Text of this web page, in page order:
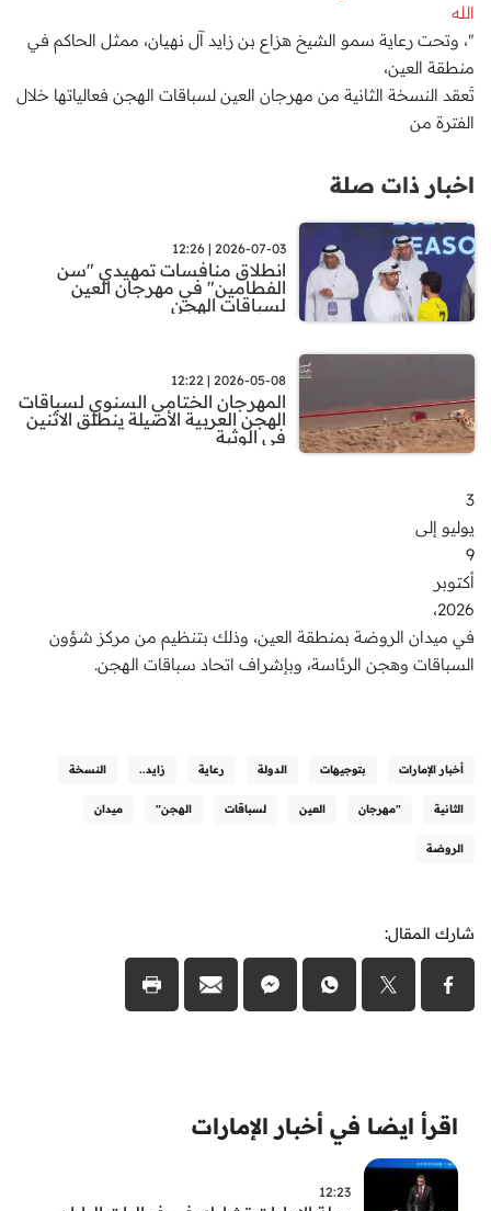
الله
"، وتحت رعاية سمو الشيخ هزاع بن زايد آل نهيان، ممثل الحاكم في
منطقة العين،
تَعقد النسخة الثانية من مهرجان العين لسباقات الهجن فعالياتها خلال
الفترة من
اخبار ذات صلة
2026-07-03 | 12:26
انطلاق منافسات تمهيدي "سن
الفطامين" في مهرجان العين
لسباقات الهجن
2026-05-08 | 12:22
المهرجان الختامي السنوي لسباقات
الهجن العربية الأصيلة ينطلق الاثنين
في الوثبة
3
يوليو إلى
9
أكتوبر
2026،
في ميدان الروضة بمنطقة العين، وذلك بتنظيم من مركز شؤون
السباقات وهجن الرئاسة، وبإشراف اتحاد سباقات الهجن.
أخبار الإمارات بتوجيهات الدولة رعاية زايد.. النسخة
الثانية "مهرجان العين لسباقات الهجن" ميدان
الروضة
شارك المقال:
اقرأ ايضا في أخبار الإمارات
12:23